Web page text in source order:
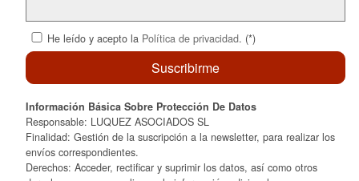
He leído y acepto la Política de privacidad. (*)
Información Básica Sobre Protección De Datos
Responsable: LUQUEZ ASOCIADOS SL
Finalidad: Gestión de la suscripción a la newsletter, para realizar los
envíos correspondientes.
Derechos: Acceder, rectificar y suprimir los datos, así como otros